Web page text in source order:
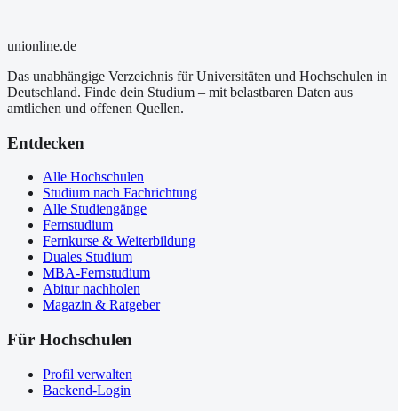
unionline.de
Das unabhängige Verzeichnis für Universitäten und Hochschulen in
Deutschland. Finde dein Studium – mit belastbaren Daten aus
amtlichen und offenen Quellen.
Entdecken
Alle Hochschulen
Studium nach Fachrichtung
Alle Studiengänge
Fernstudium
Fernkurse & Weiterbildung
Duales Studium
MBA-Fernstudium
Abitur nachholen
Magazin & Ratgeber
Für Hochschulen
Profil verwalten
Backend-Login